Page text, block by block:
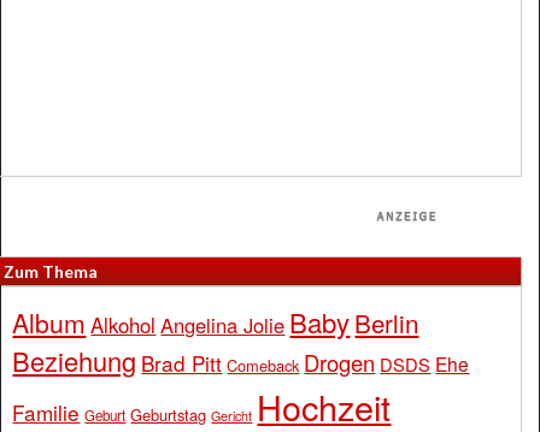
Zum Thema
Album Alkohol Angelina Jolie BabyBerlin
Beziehung Brad Pitt Comeback Drogen DSDS Ehe
Familie Geburt Geburtstag Gericht Hochzeit